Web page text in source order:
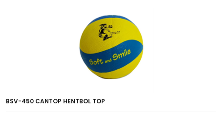
BSV-450 CANTOP HENTBOL TOP